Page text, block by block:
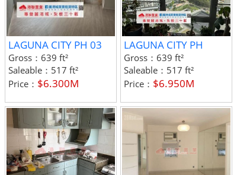
LAGUNA CITY PH 03
Gross： 639 ft²
Saleable： 517 ft²
Price： $6.300M
LAGUNA CITY PH
Gross： 639 ft²
Saleable： 517 ft²
Price： $6.950M